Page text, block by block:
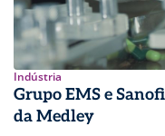
Indústria
Grupo EMS e
da Medley